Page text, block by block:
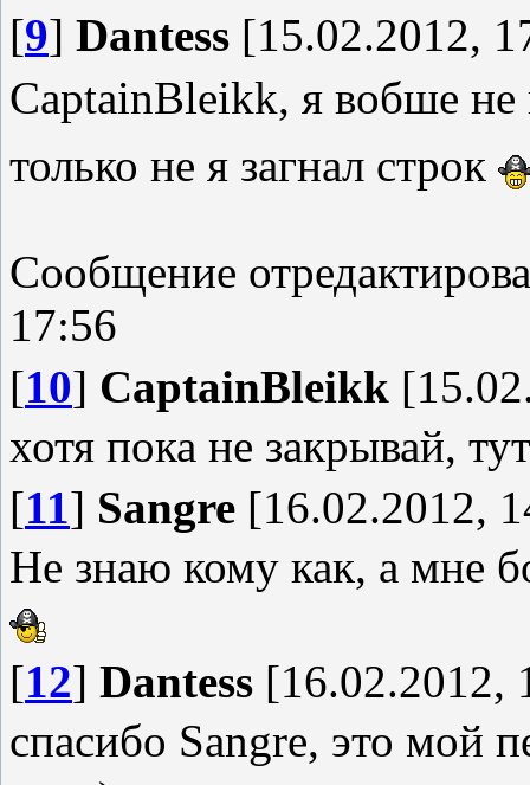
[9] Dantess [15.02.2012,
CaptainBleikk, я вобше
только не я загнал строк
Сообщение
17:56
[10] CaptainBleikk
хотя пока не закрывай,
[11] Sangre [16.02.2012,
Не знаю кому как, а мне
[12] Dantess [16.02.2012,
спасибо Sangre, это мой